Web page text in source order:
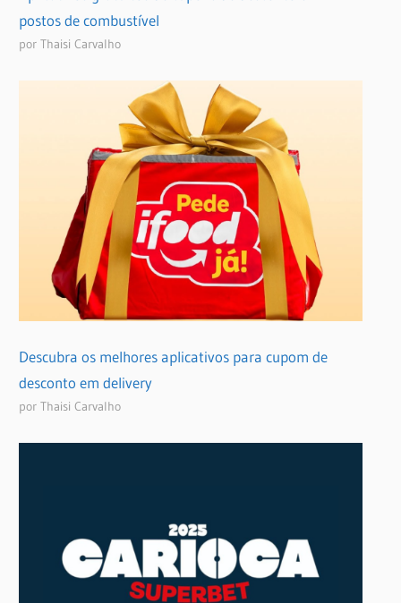
postos de combustível
por Thaisi Carvalho
Descubra os melhores aplicativos para cupom de
desconto em delivery
por Thaisi Carvalho